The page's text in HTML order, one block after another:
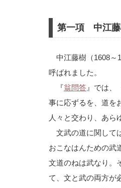
第一項 中江
中江藤樹（1608～
呼ばれました。
『翁問答 』では、
事に応ずるを、道を
人々と交わり、あら
文武の道に関して
おこなはんための武
文道のねは武なり。
て、文と武の両方が